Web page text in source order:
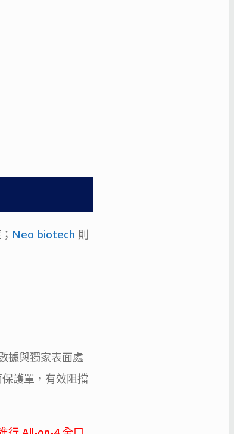
Neo biotech 則
據與獨家表面處
護罩，有效阻擋